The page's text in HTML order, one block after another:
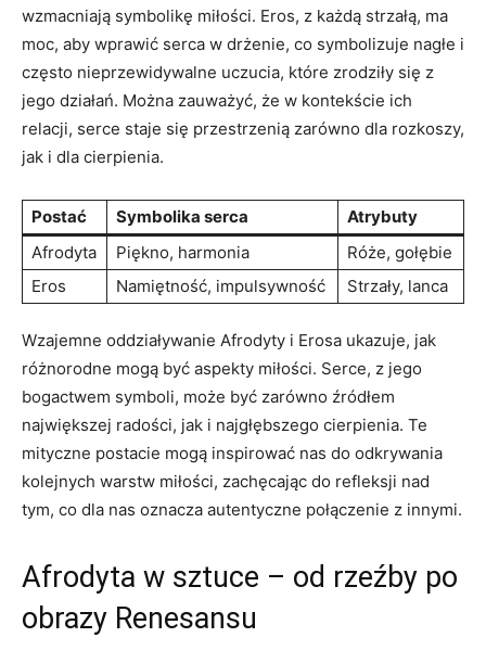
wzmacniają symbolikę miłości. Eros, z każdą strzałą, ma
moc, aby wprawić serca w drżenie, co symbolizuje nagłe i
często nieprzewidywalne uczucia, które zrodziły się z
jego działań. Można zauważyć, że w kontekście ich
relacji, serce staje się przestrzenią zarówno dla rozkoszy,
jak i dla cierpienia.
Postać Symbolika serca
Atrybuty
Afrodyta
Piękno, harmonia
Róże, gołębie
Eros
Namiętność, impulsywność Strzały, lanca
Wzajemne oddziaływanie Afrodyty i Erosa ukazuje, jak
różnorodne mogą być aspekty miłości. Serce, z jego
bogactwem symboli, może być zarówno źródłem
największej radości, jak i najgłębszego cierpienia. Te
mityczne postacie mogą inspirować nas do odkrywania
kolejnych warstw miłości, zachęcając do refleksji nad
tym, co dla nas oznacza autentyczne połączenie z innymi.
Afrodyta w sztuce – od rzeźby po
obrazy Renesansu